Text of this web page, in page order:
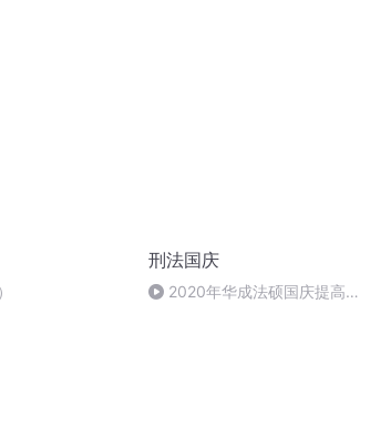
刑法国庆
2020年华成法硕国庆提高班